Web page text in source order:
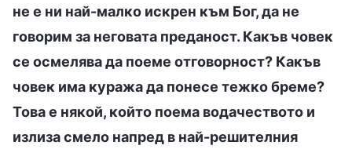
не е ни най-малко искрен към Бог, да не
говорим за неговата преданост. Какъв човек
се осмелява да поеме отговорност? Какъв
човек има куража да понесе тежко бреме?
Това е някой, който поема водачеството и
излиза смело напред в най-решителния